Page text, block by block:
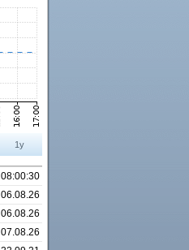
1y
08:00:30
06.08.26
06.08.26
07.08.26